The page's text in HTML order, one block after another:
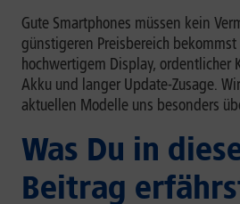
Gute Smartphones müssen kein
günstigeren Preisbereich
hochwertigem Display, ordentlicher
Akku und langer Update-Zusage.
aktuellen Modelle uns besonders
Was Du in
Beitrag